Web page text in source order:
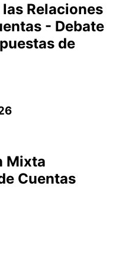
Relaciones
- Debate
de
Mixta
Cuentas